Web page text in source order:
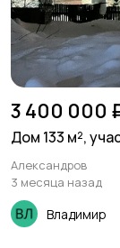
3 400 000
Дом 133 м²,
Александров
3 месяца назад
Владимир